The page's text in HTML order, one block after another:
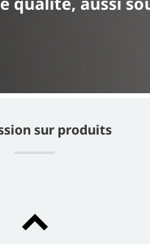
sur produits
Gx150i